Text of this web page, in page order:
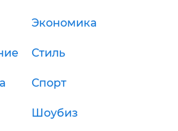
Экономика
Стиль
Спорт
Шоубиз